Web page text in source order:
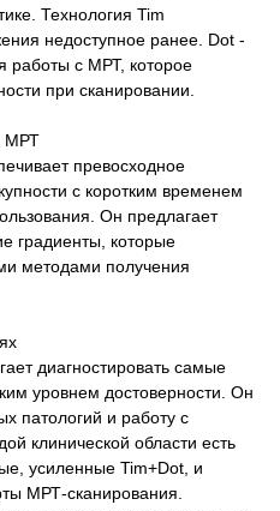
Технология Tim
недоступное ранее. Dot -
работы с МРТ, которое
при сканировании.
МРТ
превосходное
с коротким временем
Он предлагает
градиенты, которые
методами получения
диагностировать самые
уровнем достоверности. Он
патологий и работу с
клинической области есть
усиленные Tim+Dot, и
МРТ-сканирования.